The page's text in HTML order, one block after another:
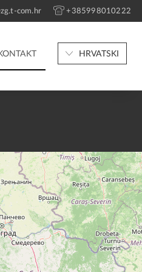
com.hr +385998010222
HRVATSKI